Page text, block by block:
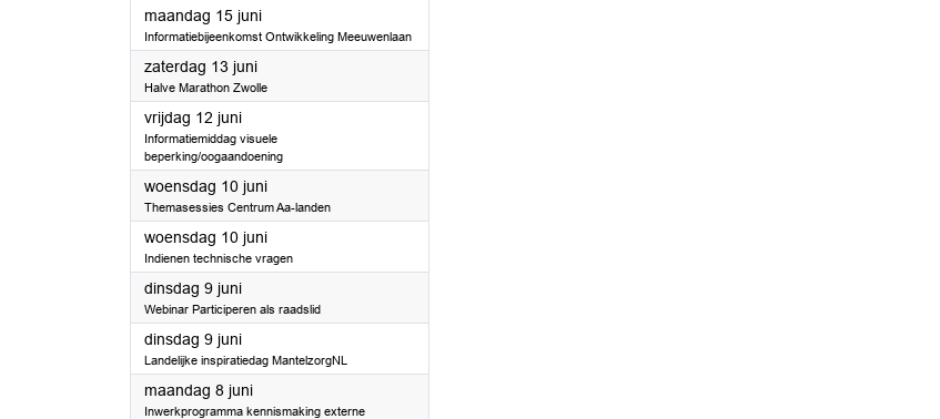
maandag 15 juni2026
Informatiebijeenkomst Ontwikkeling Meeuwenlaan
zaterdag 13 juni2026
Halve Marathon Zwolle
vrijdag 12 juni2026
Informatiemiddag visuele
beperking/oogaandoening
woensdag 10 juni2026
Themasessies Centrum Aa-landen
woensdag 10 juni2026
Indienen technische vragen
dinsdag 9 juni2026
Webinar Participeren als raadslid
dinsdag 9 juni2026
Landelijke inspiratiedag MantelzorgNL
maandag 8 juni2026
Inwerkprogramma kennismaking externe